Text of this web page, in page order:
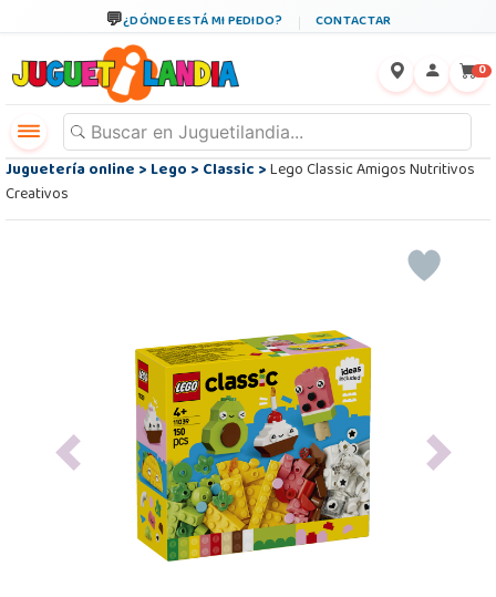
¿DÓNDE ESTÁ MI PEDIDO? CONTACTAR
0
Juguetería online>Lego>Classic>Lego Classic Amigos Nutritivos
Creativos
Previous Next